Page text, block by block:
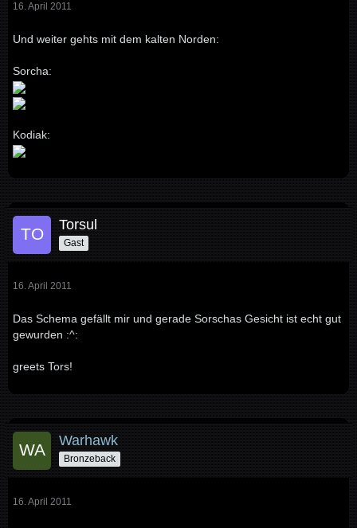
16. April 2011
Und weiter gehts mit dem kalten Norden:
Sorcha:
Kodiak:
Torsul
Gast
16. April 2011
Das Schema gefällt mir und gerade Sorschas Gesicht ist echt gut
gewurden :^:
greets Tors!
Warhawk
Bronzeback
16. April 2011